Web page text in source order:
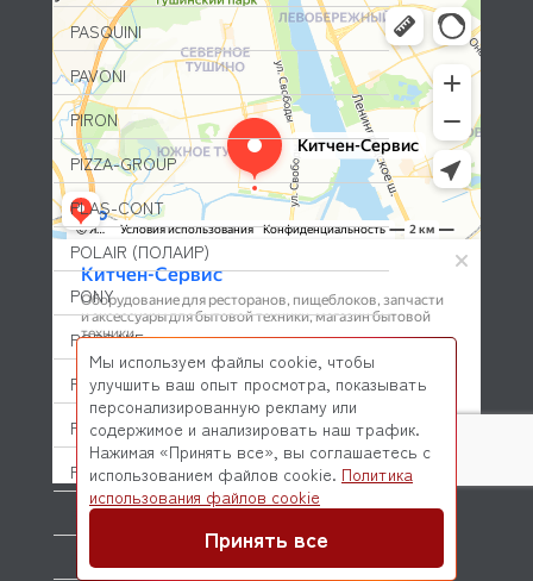
PASQUINI
PAVONI
PIRON
PIZZA-GROUP
PLAS-CONT
POLAIR (ПОЛАИР)
PONY
POPCAKE
PRATICA
PRIMAX
PRIMUS
PRISMAFOOD
PROBAR
© 2026 Kitchen-Service.com Интернет-магазин запчастей
и оборудования профессиональной кухни
Мы используем файлы cookie, чтобы
улучшить ваш опыт просмотра, показывать
персонализированную рекламу или
содержимое и анализировать наш трафик.
Нажимая «Принять все», вы соглашаетесь с
использованием файлов cookie. Политика
использования файлов cookie
Принять все